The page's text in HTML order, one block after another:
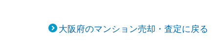
大阪府のマンション売却・査定に戻る